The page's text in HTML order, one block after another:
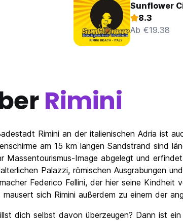
Sunflower
8.3
Ab €19.38
Rimini
Rimini an der italienischen Adria ist
am 15 km langen Sandstrand sind
Massentourismus-Image abgelegt und
Palazzi, römischen Ausgrabungen
Federico Fellini, der hier seine
mausert sich Rimini außerdem zu einem der
dich selbst davon überzeugen? Dann ist